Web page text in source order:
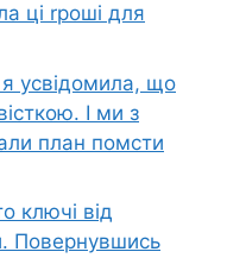
ці rроші для
я усвідомила, що
І ми з
план помсти
ключі від
Повернувшись